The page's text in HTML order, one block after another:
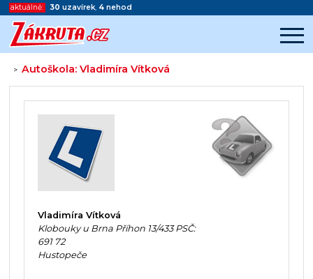
aktuálně: 30 uzavírek, 4 nehod
>Autoškola: Vladimíra Vítková
Začátek reklamy
Konec reklamy
Vladimíra Vítková
Klobouky u Brna Příhon 13/433 PSČ:
691 72
Hustopeče